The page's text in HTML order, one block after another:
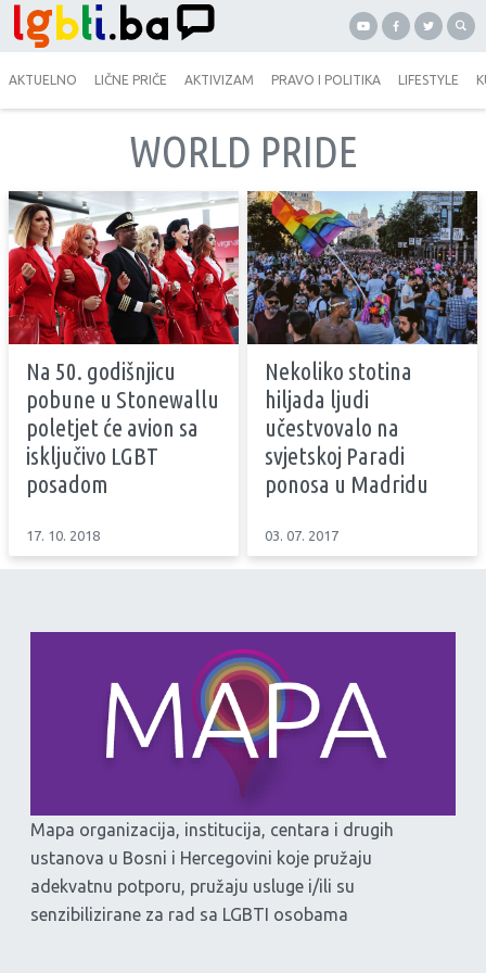
AKTUELNO LIČNE PRIČE AKTIVIZAM PRAVO I POLITIKA LIFESTYLE
WORLD PRIDE
Na 50. godišnjicu
pobune u Stonewallu
poletjet će avion sa
isključivo LGBT
posadom
17. 10. 2018
Nekoliko stotina
hiljada ljudi
učestvovalo na
svjetskoj Paradi
ponosa u Madridu
03. 07. 2017
Mapa organizacija, institucija, centara i drugih
ustanova u Bosni i Hercegovini koje pružaju
adekvatnu potporu, pružaju usluge i/ili su
senzibilizirane za rad sa LGBTI osobama